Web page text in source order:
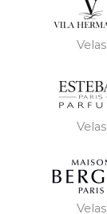
Velas
Velas
Velas